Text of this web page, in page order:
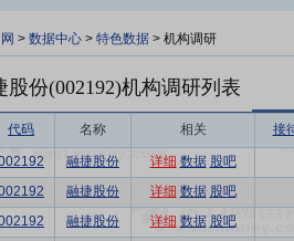
> 数据中心 > 特色数据 > 机构调研
股份(002192)机构调研列表
代码 名称 相关 接
融捷股份 详细 数据 股吧
融捷股份 详细 数据 股吧
融捷股份 详细 数据 股吧